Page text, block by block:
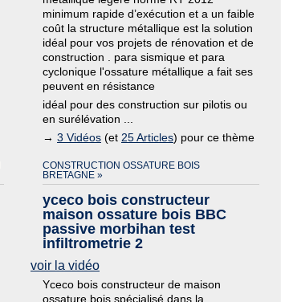
minimum rapide d’exécution et a un faible
coût la structure métallique est la solution
idéal pour vos projets de rénovation et de
construction . para sismique et para
cyclonique l'ossature métallique a fait ses
peuvent en résistance
idéal pour des construction sur pilotis ou
en surélévation ...
→ 3 Vidéos (et 25 Articles) pour ce thème
CONSTRUCTION OSSATURE BOIS
BRETAGNE »
yceco bois constructeur
maison ossature bois BBC
passive morbihan test
infiltrometrie 2
voir la vidéo
Yceco bois constructeur de maison
ossature bois spécialisé dans la